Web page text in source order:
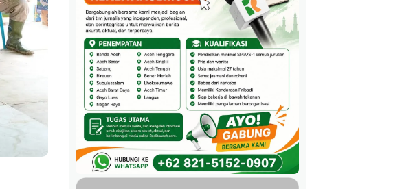
Bener Meriah Butuh Beras 46 Ton per Hari